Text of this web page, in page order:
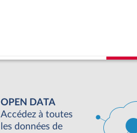
OPEN DATA
Accédez à toutes
les données de